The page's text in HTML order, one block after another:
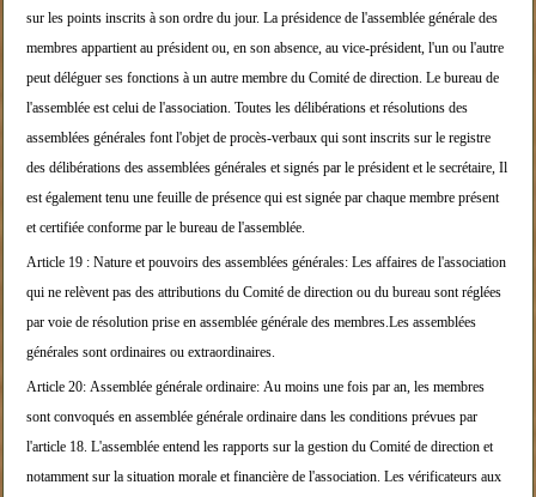
sur les points inscrits à son ordre du jour. La présidence de l'assemblée générale des
membres appartient au président ou, en son absence, au vice-président, l'un ou l'autre
peut déléguer ses fonctions à un autre membre du Comité de direction. Le bureau de
l'assembléeest celui de l'association. Toutes les délibérations et résolutions des
assemblées générales font l'objet de procès-verbaux qui sont inscrits sur le registre
des délibérations des assemblées générales et signés par le président et le secrétaire, Il
est également tenu une feuille de présence qui est signée par chaque membre présent
et certifiée conforme par le bureau de l'assemblée.
Article 19 : Nature et pouvoirs des assemblées générales: Les affaires de l'association
qui ne relèvent pas des attributions du Comité de direction ou du bureausont réglées
par voie de résolution prise en assemblée générale des membres.Les assemblées
générales sont ordinaires ou extraordinaires.
Article 20: Assemblée générale ordinaire: Au moins une fois par an, les membres
sont convoqués en assemblée générale ordinaire dans les conditions prévues par
l'article 18. L'assemblée entend les rapports sur la gestion du Comité de direction et
notamment sur la situation morale et financière de l'association. Les vérificateurs aux